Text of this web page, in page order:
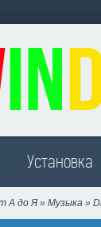
Установка
А до Я » Музыка »